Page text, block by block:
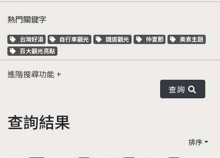
熱門關鍵字
關鍵字標籤
台灣好湯 關鍵字標籤
自行車觀光 關鍵字標籤
鐵道觀光 關鍵字標籤
仲夏節 關鍵字標籤
美食主題
關鍵字標籤
百大觀光亮點
進階搜尋功能
查詢
查詢結果
排序